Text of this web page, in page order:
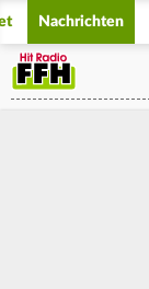
Nachrichten